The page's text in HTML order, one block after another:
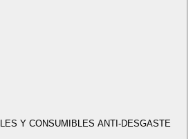
Y CONSUMIBLES ANTI-DESGASTE